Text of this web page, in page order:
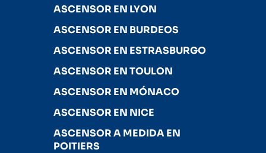
ASCENSOR EN LYON
ASCENSOR EN BURDEOS
ASCENSOR EN ESTRASBURGO
ASCENSOR EN TOULON
ASCENSOR EN MÓNACO
ASCENSOR EN NICE
ASCENSOR A MEDIDA EN
POITIERS